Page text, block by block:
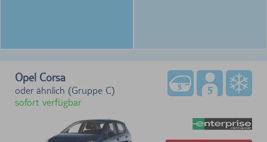
Opel Corsa
oder ähnlich (Gruppe C)
sofort verfügbar